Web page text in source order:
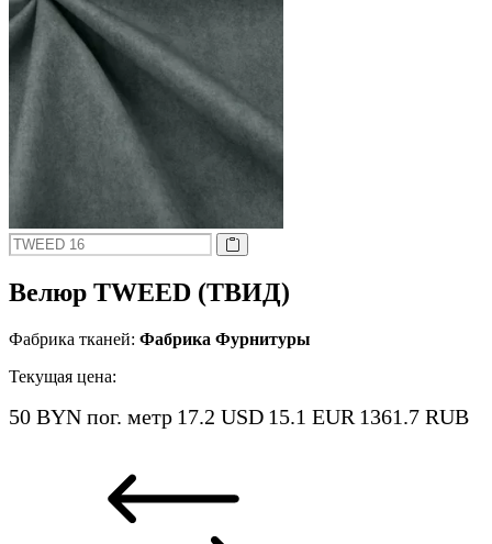
Велюр TWEED (ТВИД)
Фабрика тканей: Фабрика Фурнитуры
Текущая цена:
50 BYN пог. метр 17.2 USD 15.1 EUR 1361.7 RUB